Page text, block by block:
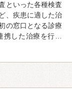
といった各種検査
、疾患に適した治
の窓口となる診療
携した治療を行…